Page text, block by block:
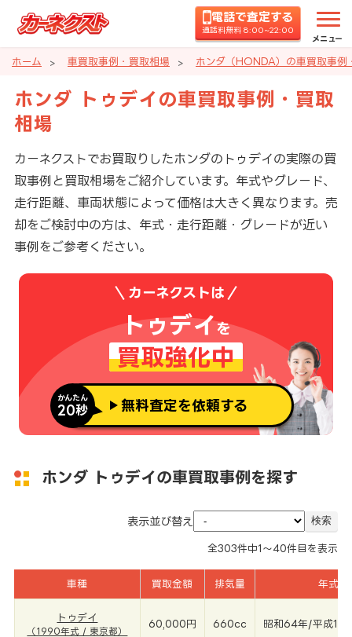
電話で査定する
通話料無料 8:00~22:00
メニュー
ホーム 車買取事例・買取相場 ホンダ（HONDA）の車買取事例
ホンダ トゥデイの車買取事例・買取
相場
カーネクストでお買取りしたホンダのトゥデイの実際の買
取事例と買取相場をご紹介しています。年式やグレード、
走行距離、車両状態によって価格は大きく異なります。売
却をご検討中の方は、年式・走行距離・グレードが近い
事例をご参考ください。
カーネクストは
トゥデイを
買取強化中
かんたん
20秒 無料査定を依頼する
ホンダ トゥデイの車買取事例を探す
表示並び替え
全303件中1～40件目を表示
車種 買取金額 排気量 年式
トゥデイ
（1990年式 / 東京都）
60,000円 660cc 昭和64年/平成1